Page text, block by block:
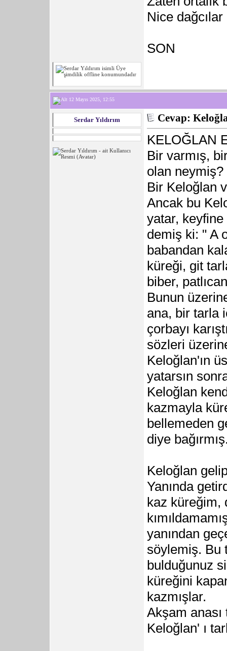
Nice
SON
12 Mayıs 2025, 12:55
Serdar Yıldırım Cevap:
KELOĞLAN
Bir varmış,
olan
Bir Keloğlan
Ancak bu
yatar, keyfine
demiş ki: " A
babandan
küreği, git
biber,
Bunun
ana, bir tarla
çorbayı
sözleri
Keloğlan'ın
yatarsın
Keloğlan
kazmayla
bellemeden
diye
Keloğlan
Yanında
kaz küreğim,
yanından
söylemiş. Bu
bulduğunuz
küreğini
kazmışlar.
Akşam anası
Keloğlan' ı